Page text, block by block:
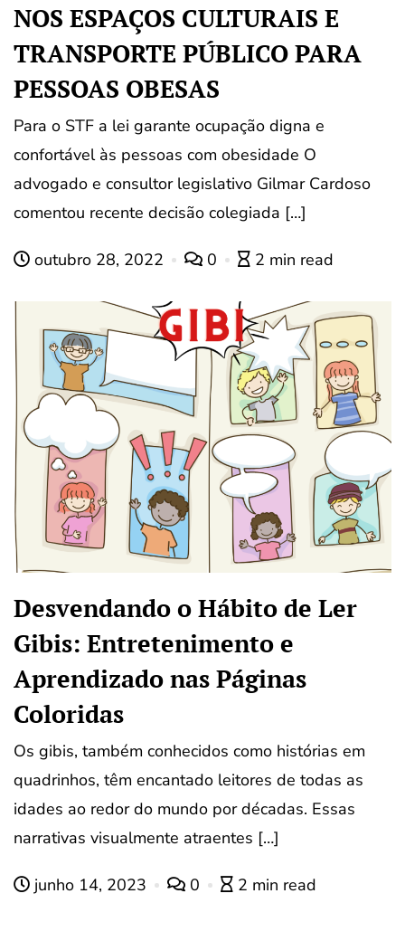
NOS ESPAÇOS CULTURAIS E
TRANSPORTE PÚBLICO PARA
PESSOAS OBESAS
Para o STF a lei garante ocupação digna e
confortável às pessoas com obesidade O
advogado e consultor legislativo Gilmar Cardoso
comentou recente decisão colegiada […]
outubro 28, 2022 0 2 min read
Desvendando o Hábito de Ler
Gibis: Entretenimento e
Aprendizado nas Páginas
Coloridas
Os gibis, também conhecidos como histórias em
quadrinhos, têm encantado leitores de todas as
idades ao redor do mundo por décadas. Essas
narrativas visualmente atraentes […]
junho 14, 2023 0 2 min read